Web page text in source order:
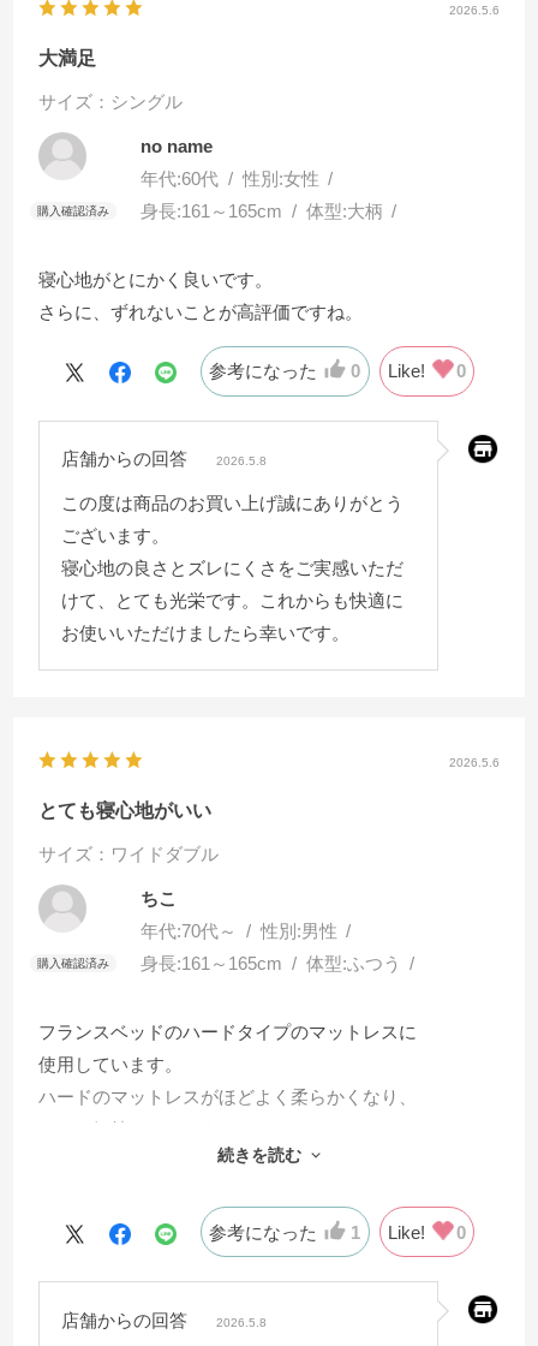
2026.5.6
大満足
サイズ：シングル
no name
年代:60代 性別:女性
身長:161～165cm 体型:大柄
寝心地がとにかく良いです。
さらに、ずれないことが高評価ですね。
参考になった 0 Like! 0
店舗からの回答 2026.5.8
この度は商品のお買い上げ誠にありがとう
ございます。
寝心地の良さとズレにくさをご実感いただ
けて、とても光栄です。これからも快適に
お使いいただけましたら幸いです。
2026.5.6
とても寝心地がいい
サイズ：ワイドダブル
ちこ
年代:70代～ 性別:男性
身長:161～165cm 体型:ふつう
フランスベッドのハードタイプのマットレスに
使用しています。
ハードのマットレスがほどよく柔らかくなり、
とても気持ちいいです。
裏面も滑らない仕様になっていて置くだけなので
続きを読む
参考になった 1 Like! 0
店舗からの回答 2026.5.8